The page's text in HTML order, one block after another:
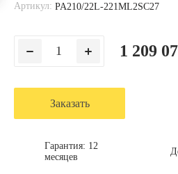
Артикул: PA210/22L-221ML2SC27
1 209
Заказать
Гарантия: 12
месяцев